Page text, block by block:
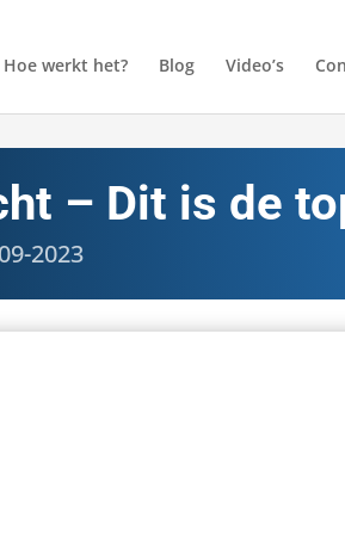
Hoe werkt het? Blog Video’s
– Dit is de
2023